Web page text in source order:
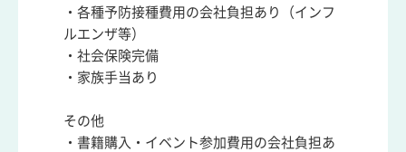
・各種予防接種費用の会社負担あり（インフ
ルエンザ等）
・社会保険完備
・家族手当あり
その他
・書籍購入・イベント参加費用の会社負担あ